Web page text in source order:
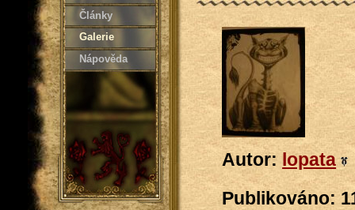
Články
Galerie
Nápověda
Autor: lopata
Publikováno: